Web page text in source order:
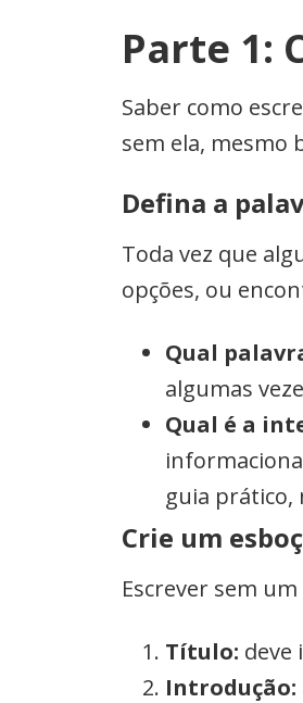
Parte 1:
Saber como
sem ela, mesmo
Defina a
Toda vez que
opções, ou
Qual
algumas
Qual é a
guia prático,
Crie um
Escrever sem
Título: deve
Introdução: